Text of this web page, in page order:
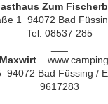
Zum
1 94072 Bad
Tel. 08537 285
94072 Bad Füssing /
9617283